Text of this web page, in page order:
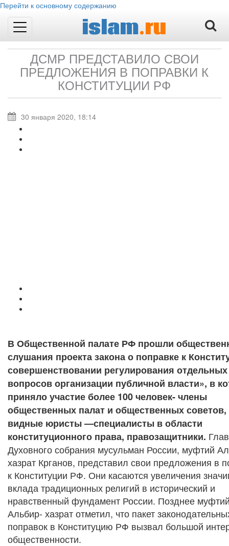
Перейти к основному содержанию
Toggle
islam.ru
ДСМР ПРЕДСТАВИЛО СВОИ
ПРЕДЛОЖЕНИЯ В ПОПРАВКИ К
КОНСТИТУЦИИ РФ
30 января 2020, 18:14
В Общественной палате РФ прошли
слушания проекта закона о поправке к
совершенствовании регулирования отдельных
вопросов организации публичной власти», в
приняло участие более 100 человек- члены
общественных палат и общественных советов,
видные юристы —специалисты в области
конституционного права, правозащитники.
Духовного собрания мусульман России, муфтий
хазрат Крганов, представил свои предложения в
к Конституции РФ. Они касаются увеличения
вклада традиционных религий в исторический и
нравственный фундамент России. Позднее
Альбир- хазрат отметил, что пакет
поправок в Конституцию РФ вызвал большой
общественности.